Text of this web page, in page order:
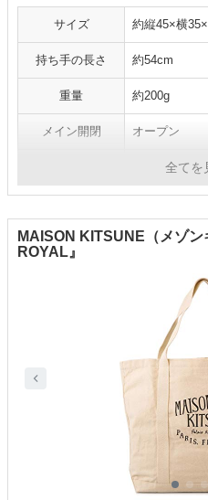
サイズ 約縦45×横
持ち手の長さ 約54cm
重量 約200g
メイン開閉 オープン
全てを
MAISON KITSUNE（メゾ
ROYAL』